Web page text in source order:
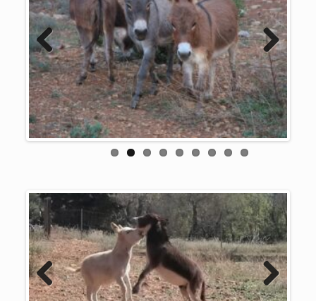
Previous Next
Previous Next